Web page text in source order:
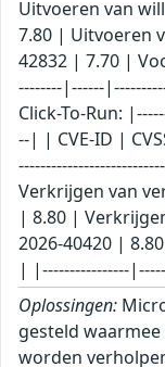
Uitvoeren van
7.80 | Uitvoeren
42832 | 7.70 |
--------|------
Click-To-Run:
--| | CVE-ID |
Verkrijgen van
| 8.80 |
2026-40420 |
| |----------------
Oplossingen:
gesteld
worden